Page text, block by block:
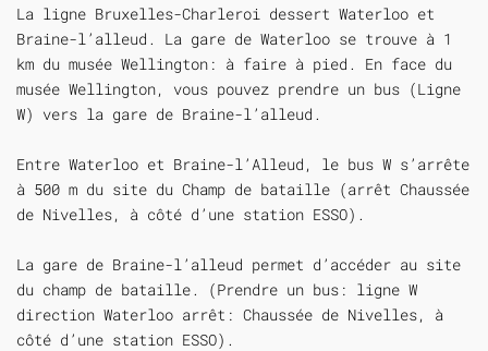
La ligne Bruxelles-Charleroi dessert Waterloo et
Braine-l’alleud. La gare de Waterloo se trouve à 1
km du musée Wellington: à faire à pied. En face du
musée Wellington, vous pouvez prendre un bus (Ligne
W) vers la gare de Braine-l’alleud.
Entre Waterloo et Braine-l’Alleud, le bus W s’arrête
à 500 m du site du Champ de bataille (arrêt Chaussée
de Nivelles, à côté d’une station ESSO).
La gare de Braine-l’alleud permet d’accéder au site
du champ de bataille. (Prendre un bus: ligne W
direction Waterloo arrêt: Chaussée de Nivelles, à
côté d’une station ESSO).